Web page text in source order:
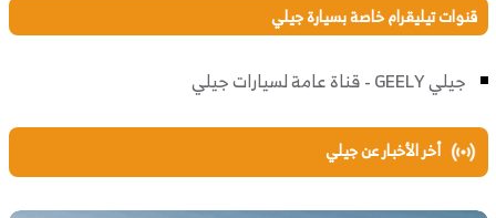
قنوات تيليقرام خاصة بسيارة جيلي
جيلي GEELY - قناة عامة لسيارات جيلي
أخر الأخبار عن جيلي